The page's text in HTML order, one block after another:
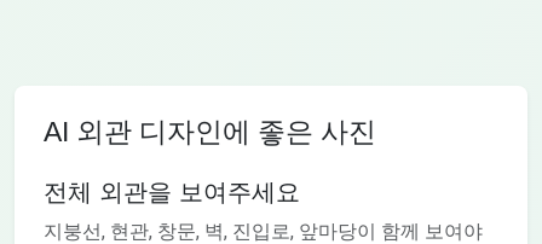
AI 외관 디자인에 좋은 사진
전체 외관을 보여주세요
지붕선, 현관, 창문, 벽, 진입로, 앞마당이 함께 보여야